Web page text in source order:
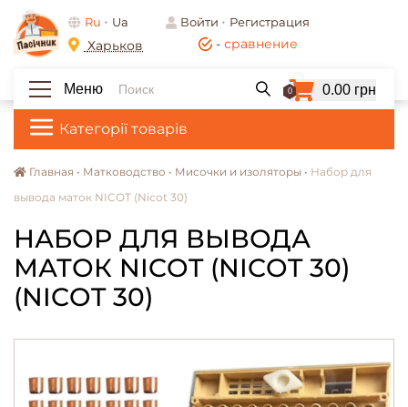
-сравнение
Ru Ua Войти Регистрация
Харьков
Категорії товарів
Меню 0 0.00 грн
Главная • Матководство • Мисочки и изоляторы • Набор для
вывода маток NICOT (Nicot 30)
НАБОР ДЛЯ ВЫВОДА
МАТОК NICOT (NICOT 30)
(NICOT 30)